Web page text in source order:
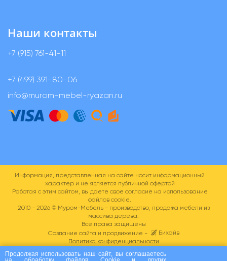
Наши контакты
+7 (915) 761-41-11
+7 (499) 391-80-06
info@murom-mebel-ryazan.ru
Информация, представленная на сайте носит информационный
характер и не является публичной офертой
Работая с этим сайтом, вы даете свое согласие на использование
файлов cookie.
2010 - 2026 ©Муром-Мебель - производство, продажа мебели из
массива дерева.
Все права защищены
Создание сайта и продвижение -
Бихайв
Политика конфиденциальности
Пользовательское соглашение
Продолжая использовать наш сайт, вы соглашаетесь